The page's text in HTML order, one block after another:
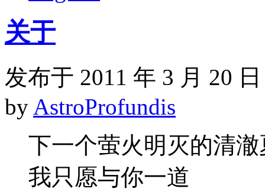
关于
发布于 2011 年 3 月 20 日
by AstroProfundis
下一个萤火明灭的清澈
我只愿与你一道